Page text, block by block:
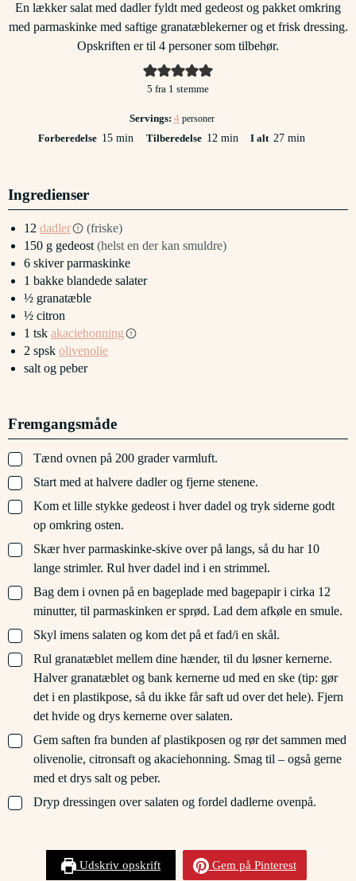
En lækker salat med dadler fyldt med gedeost og pakket omkring
med parmaskinke med saftige granatæblekerner og et frisk dressing.
Opskriften er til 4 personer som tilbehør.
5 fra 1 stemme
Servings: 4 personer
Forberedelse 15minutter
min Tilberedelse 12minutter
min I alt 27minutter
min
Ingredienser
12 dadler
(friske)
150 g gedeost (helst en der kan smuldre)
6 skiver parmaskinke
1 bakke blandede salater
½ granatæble
½ citron
1 tsk akaciehonning
2 spsk olivenolie
salt og peber
Fremgangsmåde
▢
Tænd ovnen på 200 grader varmluft.
▢
Start med at halvere dadler og fjerne stenene.
▢
Kom et lille stykke gedeost i hver dadel og tryk siderne godt
op omkring osten.
▢
Skær hver parmaskinke-skive over på langs, så du har 10
lange strimler. Rul hver dadel ind i en strimmel.
▢
Bag dem i ovnen på en bageplade med bagepapir i cirka 12
minutter, til parmaskinken er sprød. Lad dem afkøle en smule.
▢
Skyl imens salaten og kom det på et fad/i en skål.
▢
Rul granatæblet mellem dine hænder, til du løsner kernerne.
Halver granatæblet og bank kernerne ud med en ske (tip: gør
det i en plastikpose, så du ikke får saft ud over det hele). Fjern
det hvide og drys kernerne over salaten.
▢
Gem saften fra bunden af plastikposen og rør det sammen med
olivenolie, citronsaft og akaciehonning. Smag til – også gerne
med et drys salt og peber.
▢
Dryp dressingen over salaten og fordel dadlerne ovenpå.
Udskriv opskrift Gem på Pinterest